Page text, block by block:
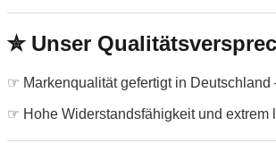
✮ Unser
☞ Markenqualität gefertigt in Deutschland
☞ Hohe Widerstandsfähigkeit und extrem